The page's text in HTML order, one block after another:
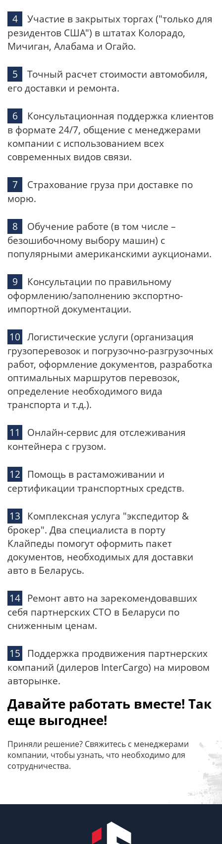
Участие в закрытых торгах ("только для
резидентов США") в штатах Колорадо,
Мичиган, Алабама и Огайо.
Точный расчет стоимости автомобиля,
его доставки и ремонта.
Консультационная поддержка клиентов
в формате 24/7, общение с менеджерами
компании с использованием всех
современных видов связи.
Страхование груза при доставке по
морю.
Обучение работе (в том числе –
безошибочному выбору машин) с
популярными американскими аукционами.
Консультации по правильному
оформлению/заполнению экспортно-
импортной документации.
Логистические услуги (организация
грузоперевозок и погрузочно-разгрузочных
работ, оформление документов, разработка
оптимальных маршрутов перевозок,
определение необходимого вида
транспорта и т.д.).
Онлайн-сервис для отслеживания
контейнера с грузом.
Помощь в растаможивании и
сертификации транспортных средств.
Комплексная услуга "экспедитор &
брокер". Два специалиста в порту
Клайпеды помогут оформить пакет
документов, необходимых для доставки
авто в Беларусь.
Ремонт авто на зарекомендовавших
себя партнерских СТО в Беларуси по
сниженным ценам.
Поддержка продвижения партнерских
компаний (дилеров InterCargo) на мировом
авторынке.
Давайте работать вместе! Так
еще выгоднее!
Приняли решение? Свяжитесь с менеджерами
компании, чтобы узнать, что необходимо для
сотрудничества.